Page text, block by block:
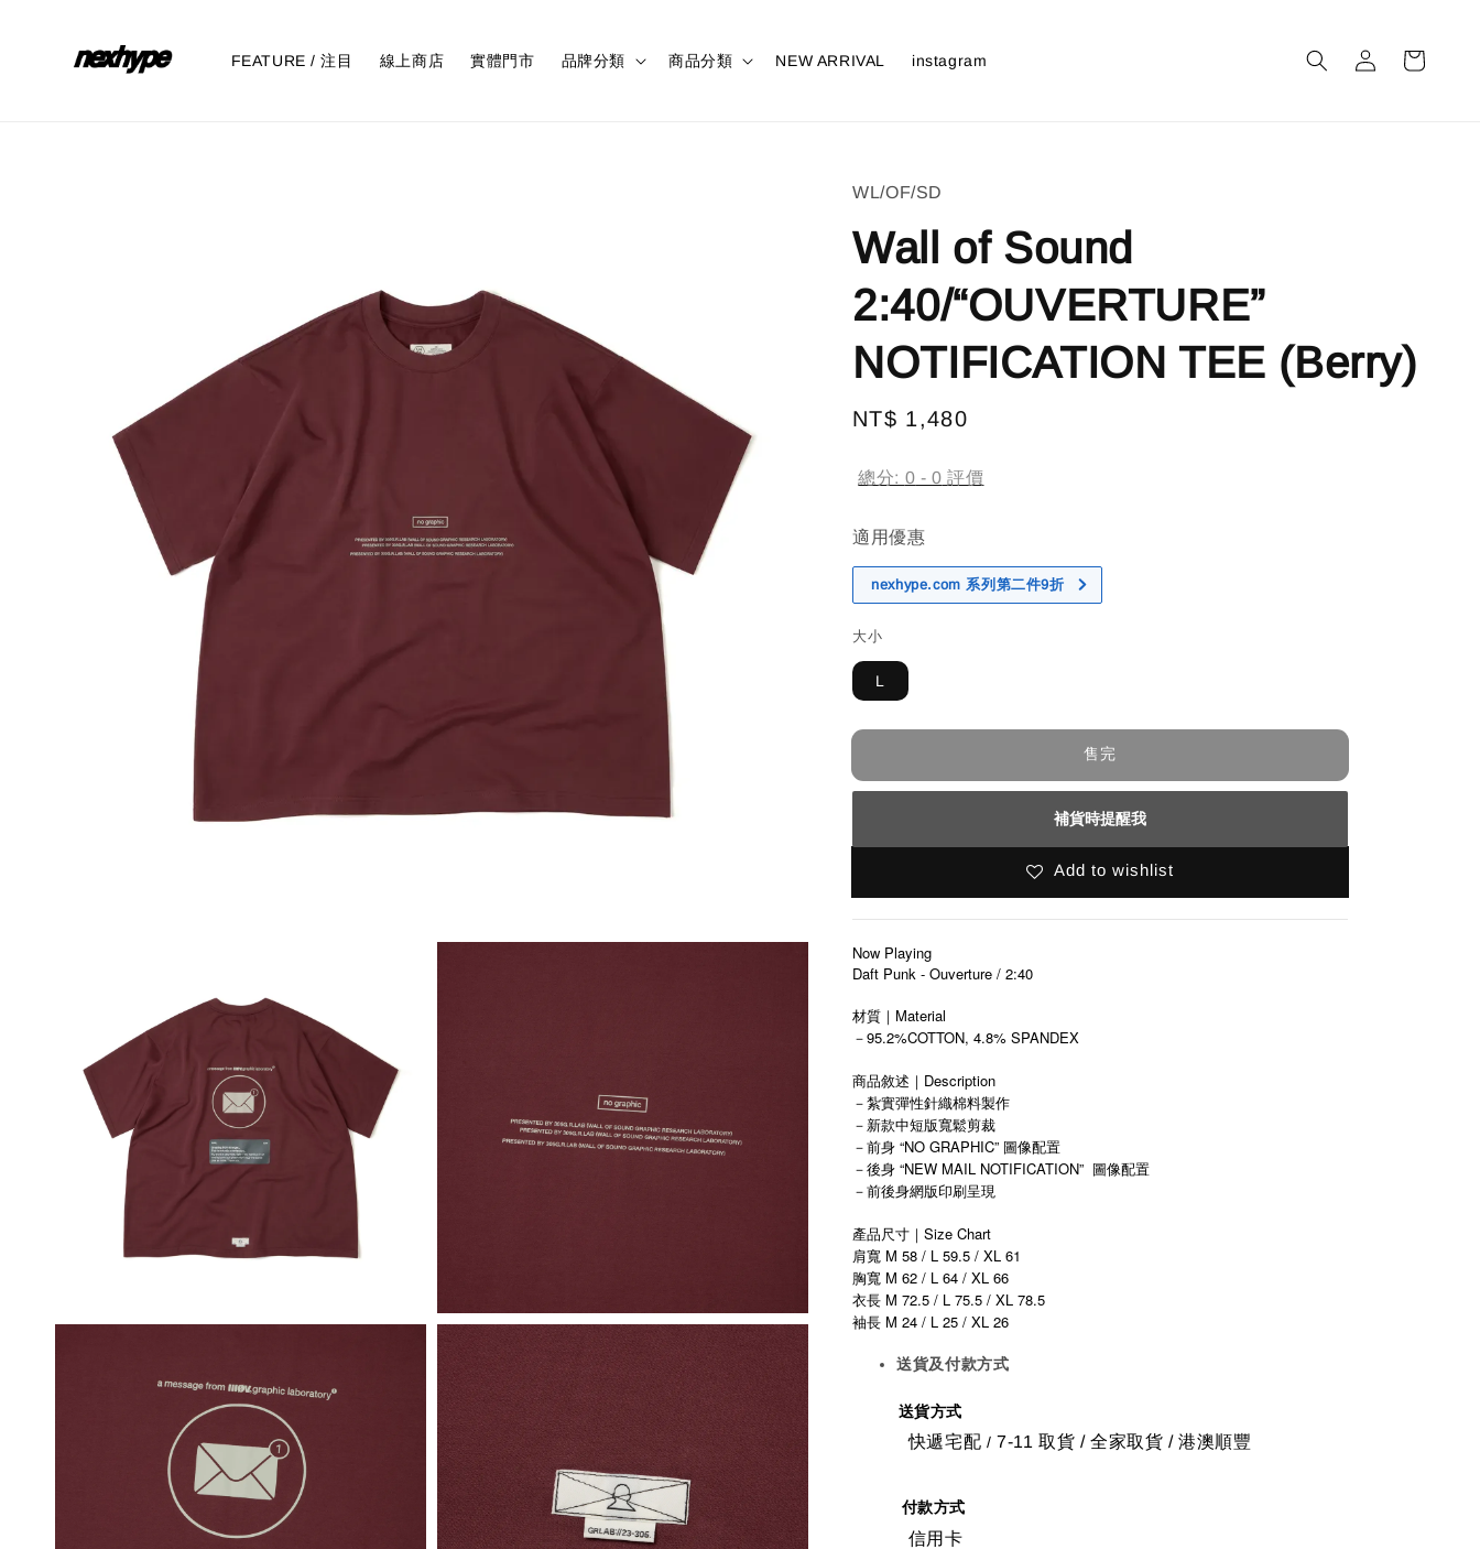
FEATURE / 注目 線上商店 實體門市 品牌分類 商品分類 NEW ARRIVAL instagram
WL/OF/SD
Wall of Sound
2:40/“OUVERTURE”
NOTIFICATION TEE (Berry)
Regular
NT$ 1,480
總分: 0 -0 評價
適用優惠
nexhype.com 系列第二件9折
大小
L
售完
補貨時提醒我
Add to wishlist
Now Playing
Daft Punk - Ouverture / 2:40
材質｜Material
－95.2%COTTON, 4.8% SPANDEX
商品敘述｜Description
－紮實彈性針織棉料製作
－新款中短版寬鬆剪裁
－前身 “NO GRAPHIC” 圖像配置
－後身 “NEW MAIL NOTIFICATION” 圖像配置
－前後身網版印刷呈現
產品尺寸｜Size Chart
肩寬 M 58 / L 59.5 / XL 61
胸寬 M 62 / L 64 / XL 66
衣長 M 72.5 / L 75.5 / XL 78.5
袖長 M 24 / L 25 / XL 26
送貨及付款方式
送貨方式
快遞宅配 / 7-11 取貨 /全家取貨 / 港澳順豐
付款方式
信用卡